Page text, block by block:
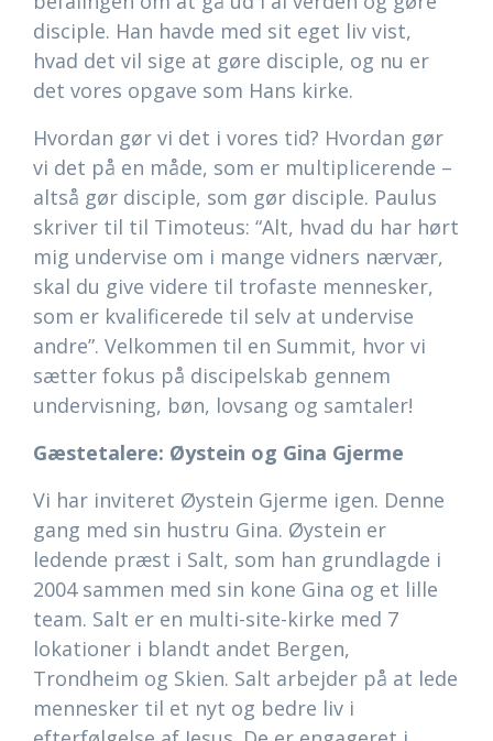
disciple. Han havde med sit eget liv vist,
hvad det vil sige at gøre disciple, og nu er
det vores opgave som Hans kirke.
Hvordan gør vi det i vores tid? Hvordan gør
vi det på en måde, som er multiplicerende –
altså gør disciple, som gør disciple. Paulus
skriver til til Timoteus: “Alt, hvad du har hørt
mig undervise om i mange vidners nærvær,
skal du give videre til trofaste mennesker,
som er kvalificerede til selv at undervise
andre”. Velkommen til en Summit, hvor vi
sætter fokus på discipelskab gennem
undervisning, bøn, lovsang og samtaler!
Gæstetalere: Øystein og Gina Gjerme
Vi har inviteret Øystein Gjerme igen. Denne
gang med sin hustru Gina. Øystein er
ledende præst i Salt, som han grundlagde i
2004 sammen med sin kone Gina og et lille
team. Salt er en multi-site-kirke med 7
lokationer i blandt andet Bergen,
Trondheim og Skien. Salt arbejder på at lede
mennesker til et nyt og bedre liv i